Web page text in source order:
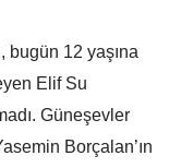
bugün 12 yaşına
Elif Su
Güneşevler
Borçalan’ın